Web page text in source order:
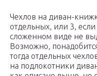
Чехлов на диван-
отдельных, или 3,
сложенном виде не
Возможно,
тогда отдельных
на подлокотники